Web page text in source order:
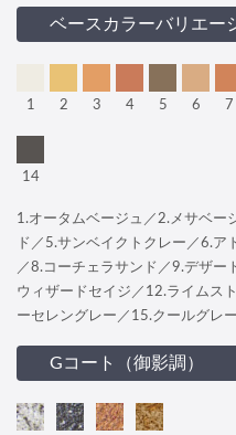
ベースカラーバリエー
1 2 3 4 5 6 7
14
1.オータムベージュ／2.メサベー
ド／5.サンベイクトクレー／6.
／8.コーチェラサンド／9.デザ
ウィザードセイジ／12.ライムス
ーセレングレー／15.クールグレ
Gコート（御影調）